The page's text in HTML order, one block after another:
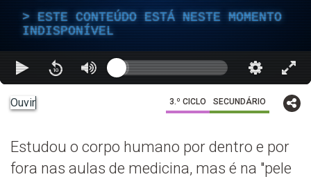
ESTE CONTEÚDO ESTÁ NESTE MOMENTO
INDISPONÍVEL
Ouvir 3.º CICLO SECUNDÁRIO
Estudou o corpo humano por dentro e por
fora nas aulas de medicina, mas é na "pele